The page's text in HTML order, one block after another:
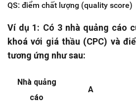
QS: điểm chất lượng (quality score)
Ví dụ 1: Có 3 nhà quảng cáo
khoá với giá thầu (CPC) và
tương ứng như sau:
Nhà quảng
cáo
A